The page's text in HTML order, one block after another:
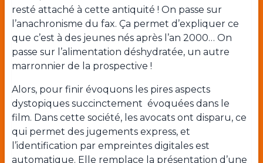
resté attaché à cette antiquité ! On passe sur
l’anachronisme du fax. Ça permet d’expliquer ce
que c’est à des jeunes nés après l’an 2000… On
passe sur l’alimentation déshydratée, un autre
marronnier de la prospective !
Alors, pour finir évoquons les pires aspects
dystopiques succinctement évoquées dans le
film. Dans cette société, les avocats ont disparu, ce
qui permet des jugements express, et
l’identification par empreintes digitales est
automatique. Elle remplace la présentation d’une